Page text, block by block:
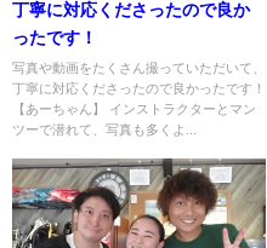
丁寧に対応くださったので良か
ったです！
写真や動画をたくさん撮っていただいて、
丁寧に対応くださったので良かったです！
【あーちゃん】 インストラクターとマン
ツーで潜れて、写真も多くよ...